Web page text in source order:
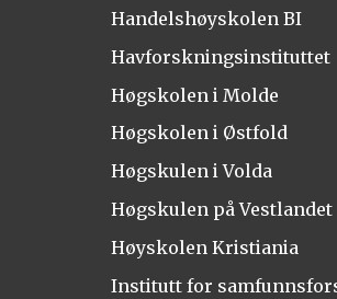
Handelshøyskolen BI
Havforskningsinstituttet
Høgskolen i Molde
Høgskolen i Østfold
Høgskulen i Volda
Høgskulen på Vestlandet
Høyskolen Kristiania
Institutt for